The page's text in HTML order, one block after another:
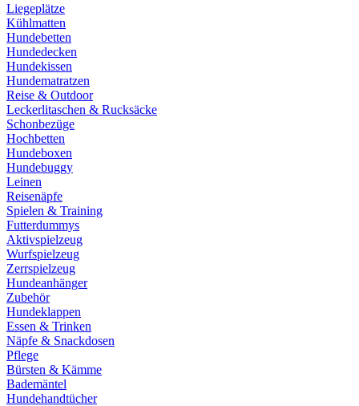
Liegeplätze
Kühlmatten
Hundebetten
Hundedecken
Hundekissen
Hundematratzen
Reise & Outdoor
Leckerlitaschen & Rucksäcke
Schonbezüge
Hochbetten
Hundeboxen
Hundebuggy
Leinen
Reisenäpfe
Spielen & Training
Futterdummys
Aktivspielzeug
Wurfspielzeug
Zerrspielzeug
Hundeanhänger
Zubehör
Hundeklappen
Essen & Trinken
Näpfe & Snackdosen
Pflege
Bürsten & Kämme
Bademäntel
Hundehandtücher